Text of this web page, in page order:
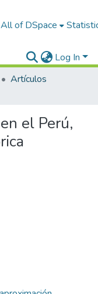
All of DSpace
Log In
Artículos
el Perú,